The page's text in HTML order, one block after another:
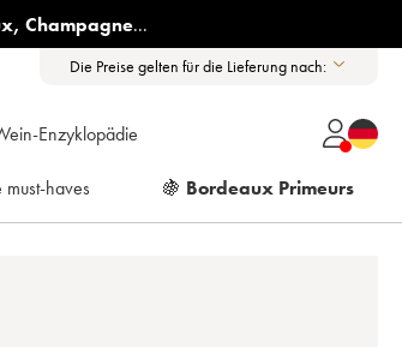
, Champagne...
Die Preise gelten für die Lieferung nach:
Enzyklopädie
must-haves 🍇 Bordeaux Primeurs